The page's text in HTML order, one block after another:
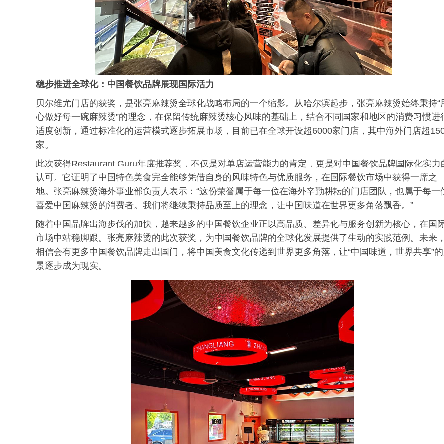
稳步推进全球化：中国餐饮品牌展现国际活力
贝尔维尤门店的获奖，是张亮麻辣烫全球化战略布局的一个缩影。从哈尔滨起步，张亮麻辣烫始终秉持“
心做好每一碗麻辣烫”的理念，在保留传统麻辣烫核心风味的基础上，结合不同国家和地区的消费习惯进
适度创新，通过标准化的运营模式逐步拓展市场，目前已在全球开设超6000家门店，其中海外门店超
家。
此次获得Restaurant Guru年度推荐奖，不仅是对单店运营能力的肯定，更是对中国餐饮品牌国际化实力
认可。它证明了中国特色美食完全能够凭借自身的风味特色与优质服务，在国际餐饮市场中获得一席之
地。张亮麻辣烫海外事业部负责人表示：“这份荣誉属于每一位在海外辛勤耕耘的门店团队，也属于每一
喜爱中国麻辣烫的消费者。我们将继续秉持品质至上的理念，让中国味道在世界更多角落飘香。”
随着中国品牌出海步伐的加快，越来越多的中国餐饮企业正以高品质、差异化与服务创新为核心，在国
市场中站稳脚跟。张亮麻辣烫的此次获奖，为中国餐饮品牌的全球化发展提供了生动的实践范例。未来，
相信会有更多中国餐饮品牌走出国门，将中国美食文化传递到世界更多角落，让“中国味道，世界共享”
景逐步成为现实。